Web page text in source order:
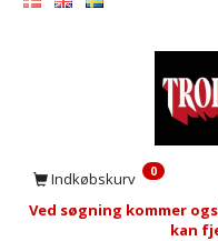
Indkøbskurv 0
Ved søgning kommer
kan